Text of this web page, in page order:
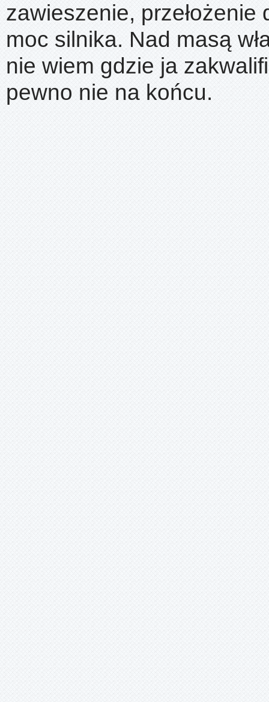
zawieszenie, przełożenie
moc silnika. Nad masą
nie wiem gdzie ja
pewno nie na końcu.